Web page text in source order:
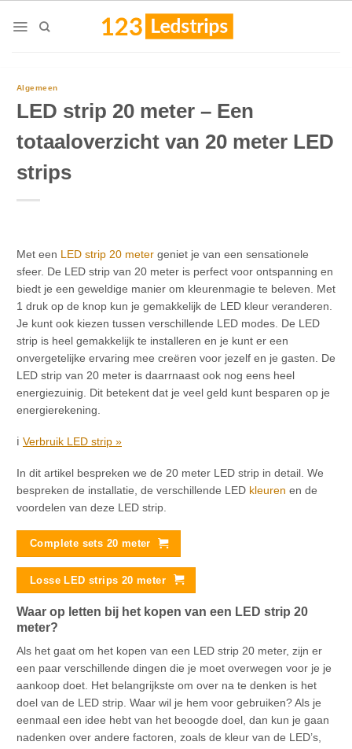
Algemeen
LED strip 20 meter – Een
totaaloverzicht van 20 meter LED
strips
Met een LED strip 20 meter geniet je van een sensationele
sfeer. De LED strip van 20 meter is perfect voor ontspanning en
biedt je een geweldige manier om kleurenmagie te beleven. Met
1 druk op de knop kun je gemakkelijk de LED kleur veranderen.
Je kunt ook kiezen tussen verschillende LED modes. De LED
strip is heel gemakkelijk te installeren en je kunt er een
onvergetelijke ervaring mee creëren voor jezelf en je gasten. De
LED strip van 20 meter is daarrnaast ook nog eens heel
energiezuinig. Dit betekent dat je veel geld kunt besparen op je
energierekening.
ℹ️ Verbruik LED strip »
In dit artikel bespreken we de 20 meter LED strip in detail. We
bespreken de installatie, de verschillende LED kleuren en de
voordelen van deze LED strip.
Complete sets 20 meter
Losse LED strips 20 meter
Waar op letten bij het kopen van een LED strip 20
meter?
Als het gaat om het kopen van een LED strip 20 meter, zijn er
een paar verschillende dingen die je moet overwegen voor je je
aankoop doet. Het belangrijkste om over na te denken is het
doel van de LED strip. Waar wil je hem voor gebruiken? Als je
eenmaal een idee hebt van het beoogde doel, dan kun je gaan
nadenken over andere factoren, zoals de kleur van de LED’s,